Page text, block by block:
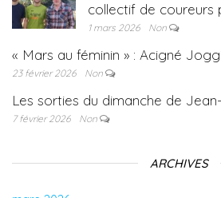
collectif de coureurs
1 mars 2026 Non
« Mars au féminin » : Acigné
23 février 2026 Non
Les sorties du dimanche de
7 février 2026 Non
ARCHIVES